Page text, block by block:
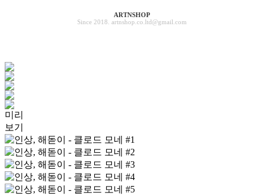
ARTNSHOP
Since 2018. artnshop.co.ltd@gmail.com
미리
보기